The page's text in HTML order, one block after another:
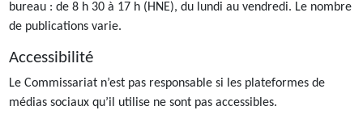
bureau : de 8 h 30 à 17 h (HNE), du lundi au vendredi. Le nombre
de publications varie.
Accessibilité
Le Commissariat n’est pas responsable si les plateformes de
médias sociaux qu’il utilise ne sont pas accessibles.